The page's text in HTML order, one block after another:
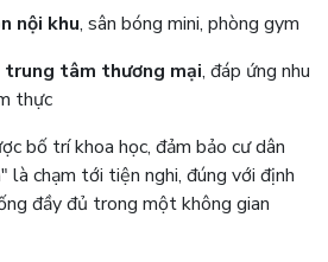
nội khu, sân bóng mini, phòng gym
trung tâm thương mại, đáp ứng nhu
thực
bố trí khoa học, đảm bảo cư dân
là chạm tới tiện nghi, đúng với định
đầy đủ trong một không gian